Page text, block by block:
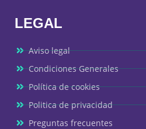
LEGAL
Aviso legal
Condiciones Generales
Política de cookies
Politica de privacidad
Preguntas frecuentes